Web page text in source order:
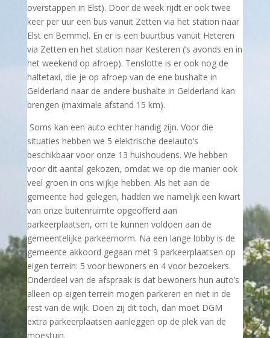
overstappen in Elst). Door de week rijdt er ook twee
keer per uur een bus vanuit Zetten via het station naar
Elst en Bemmel. En er is een buurtbus vanuit Heteren
via Zetten en het station naar Kesteren (’s avonds en in
het weekend op afroep). Tenslotte is er ook nog de
haltetaxi, die je op afroep van de ene bushalte in
Gelderland naar de andere bushalte in Gelderland kan
brengen (maximale afstand 15 km).
Soms kan een auto echter handig zijn. Voor die
situaties hebben we 5 elektrische deelauto’s
beschikbaar voor onze 13 huishoudens. We hebben
voor dit aantal gekozen, omdat we op die manier ook
veel groen in ons wijkje hebben. Als het aan de
gemeente had gelegen, hadden we namelijk een kwart
van onze buitenruimte opgeofferd aan
parkeerplaatsen, om te kunnen voldoen aan de
gemeentelijke parkeernorm. Na een lange lobby is de
gemeente akkoord gegaan met 9 parkeerplaatsen op
eigen terrein: 5 voor bewoners en 4 voor bezoekers.
Onderdeel van de afspraak is dat bewoners hun auto’s
alleen op eigen terrein mogen parkeren en niet in de
rest van de wijk. Doen zij dit toch, dan moet DGM
extra parkeerplaatsen aanleggen op de plek van de
moestuin.